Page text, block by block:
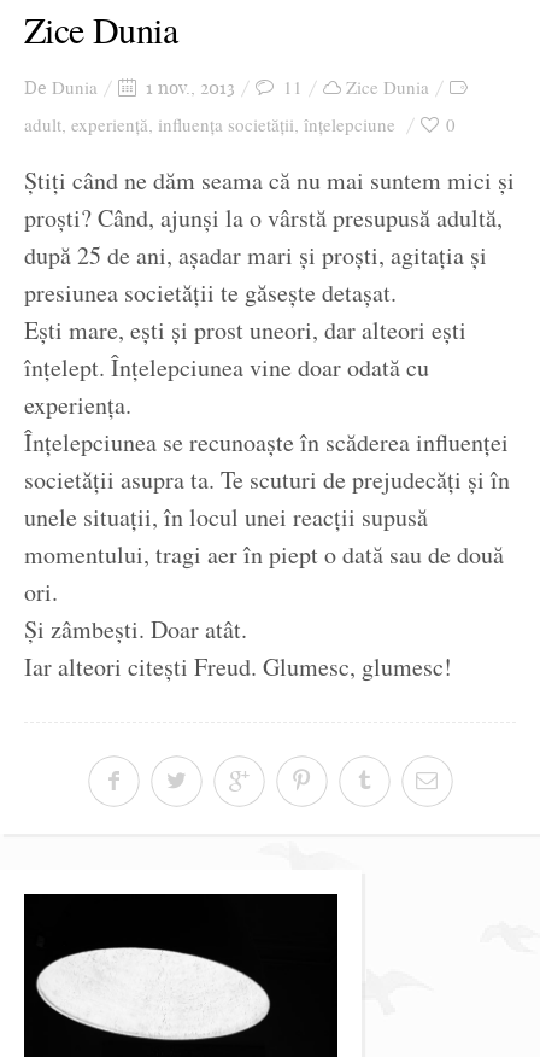
Zice Dunia
De Dunia 1 nov., 2013 11
Zice Dunia
adult, experiență, influența societății, înțelepciune 0
Știți când ne dăm seama că nu mai suntem mici și
proști? Când, ajunși la o vârstă presupusă adultă,
după 25 de ani, așadar mari și proști, agitația și
presiunea societății te găsește detașat.
Ești mare, ești și prost uneori, dar alteori ești
înțelept. Înțelepciunea vine doar odată cu
experiența.
Înțelepciunea se recunoaște în scăderea influenței
societății asupra ta. Te scuturi de prejudecăți și în
unele situații, în locul unei reacții supusă
momentului, tragi aer în piept o dată sau de două
ori.
Și zâmbești. Doar atât.
Iar alteori citești Freud. Glumesc, glumesc!